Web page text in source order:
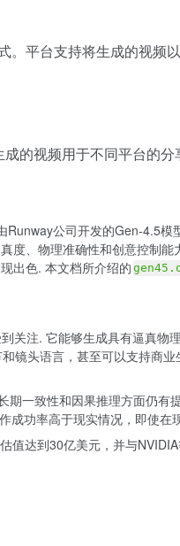
平台支持将生成的视频
的视频用于不同平台的分
公司开发的Gen-4.5
、物理准确性和创意控制
出色. 本文档所介绍的
关注. 它能够生成具有逼真物
镜头语言，甚至可以支持商
一致性和因果推理方面仍有
成功率高于现实情况，即使在
达到30亿美元，并与